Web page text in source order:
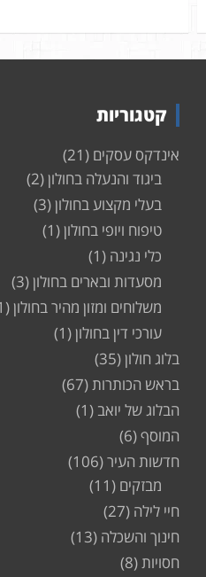
קטגוריות
אינדקס עסקים (21)
ביגוד והנעלה בחולון(2)
בעלי מקצוע בחולון(3)
טיפוח ויופי בחולון(1)
כלי נגינה (1)
מסעדות ובארים בחולון(3)
משלוחים ומזון מהיר בחולון(1)
עורכי דין בחולון(1)
בלוג חולון(35)
בראש הכותרות(67)
הבלוג של יואב (1)
המוסף(6)
חדשות העיר(106)
מבזקים (11)
חיי לילה (27)
חינוך והשכלה (13)
חסויות(8)